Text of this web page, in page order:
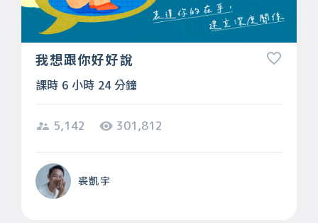
我想跟你好好說
課時 6 小時 24 分鐘
5,142 301,812
裘凱宇